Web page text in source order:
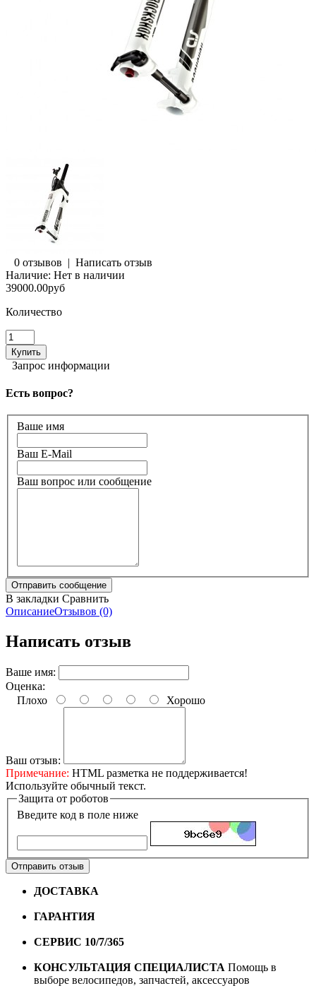
0 отзывов | Написать отзыв
Наличие: Нет в наличии
39000.00руб
Количество
Запрос информации
Есть вопрос?
Ваше имя
Ваш E-Mail
Ваш вопрос или сообщение
В закладки Сравнить
ОписаниеОтзывов (0)
Написать отзыв
Ваше имя:
Оценка:
Плохо
Хорошо
Ваш отзыв:
Примечание: HTML разметка не поддерживается!
Используйте обычный текст.
Защита от роботов
Введите код в поле ниже
Отправить отзыв
ДОСТАВКА
ГАРАНТИЯ
СЕРВИС 10/7/365
КОНСУЛЬТАЦИЯ СПЕЦИАЛИСТА Помощь в
выборе велосипедов, запчастей, аксессуаров